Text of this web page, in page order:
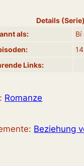
Details (Serie)
als:
Bí
14
Links:
Romanze
Beziehung